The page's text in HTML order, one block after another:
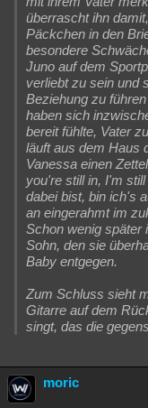
überrascht ihn
Päckchen in den
besondere
Juno auf dem
verliebt zu sein und
Beziehung zu
haben sich
bereit fühlte, Vater
läuft aus dem Haus
Vanessa einen
you're still in, I'm
dabei bist, bin ich's
an eingerahmt im
Schon wenig später
Sohn, den sie
Baby entgegen.
Zum Schluss sieht
Gitarre auf dem
singt, das die
moric